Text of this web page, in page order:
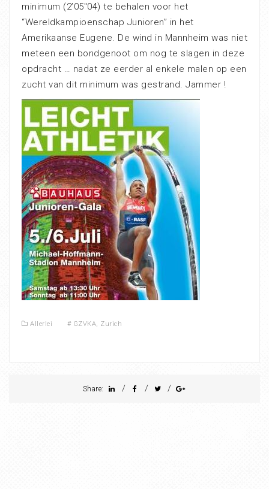
minimum (2’05″04) te behalen voor het
“Wereldkampioenschap Junioren” in het
Amerikaanse Eugene. De wind in Mannheim was niet
meteen een bondgenoot om nog te slagen in deze
opdracht … nadat ze eerder al enkele malen op een
zucht van dit minimum was gestrand. Jammer !
Allerlei # GZVKA, Zurich
Share: / / /